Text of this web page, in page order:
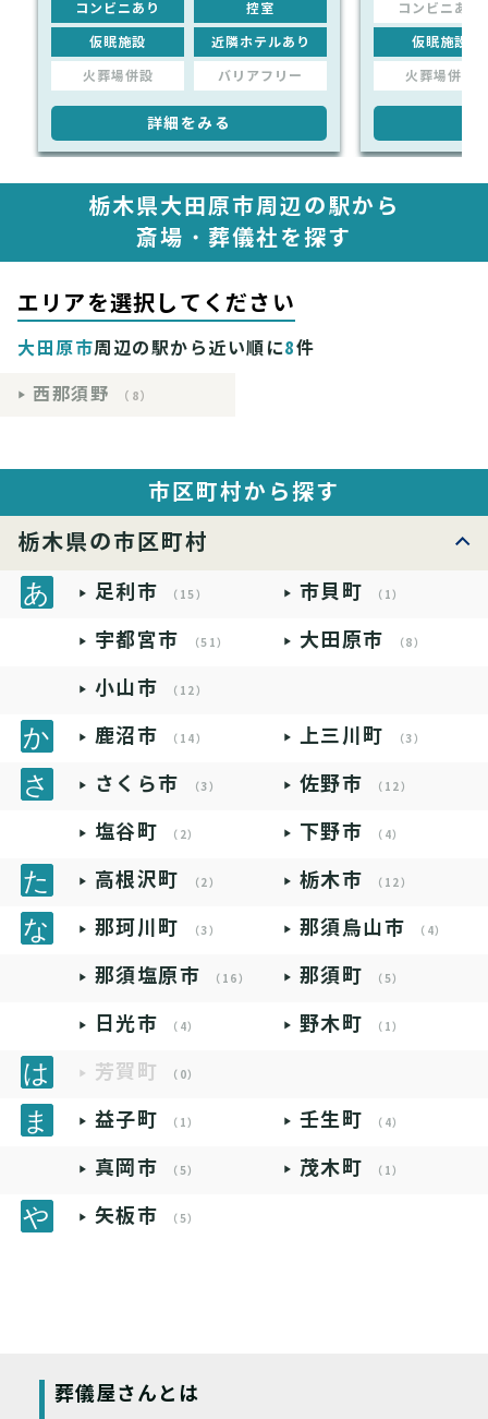
コンビニあり 控室
仮眠施設 近隣ホテルあり
火葬場併設 バリアフリー
詳細をみる
コンビニあり
仮眠施設
火葬場併設
栃木県大田原市周辺の駅から
斎場・葬儀社を探す
エリアを選択してください
大田原市周辺の駅から近い順に8件
西那須野
（8）
市区町村から探す
栃木県の市区町村
足利市 （15） 市貝町 （1）
宇都宮市 （51） 大田原市 （8）
小山市 （12）
鹿沼市 （14） 上三川町 （3）
さくら市 （3） 佐野市 （12）
塩谷町 （2） 下野市 （4）
高根沢町 （2） 栃木市 （12）
那珂川町 （3） 那須烏山市 （4）
那須塩原市 （16） 那須町 （5）
日光市 （4） 野木町 （1）
芳賀町 （0）
益子町 （1） 壬生町 （4）
真岡市 （5） 茂木町 （1）
矢板市 （5）
葬儀屋さんとは